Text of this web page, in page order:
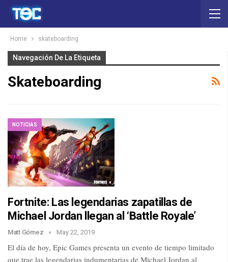
Home skateboarding
Navegación De La Etiqueta
Skateboarding
NOTICIAS
Fortnite: Las legendarias zapatillas de
Michael Jordan llegan al ‘Battle Royale’
Matt Gómez May 22, 2019
El día de hoy, Epic Games presenta un evento de tiempo limitado
que trae las legendarias indumentarias de Michael Jordan al